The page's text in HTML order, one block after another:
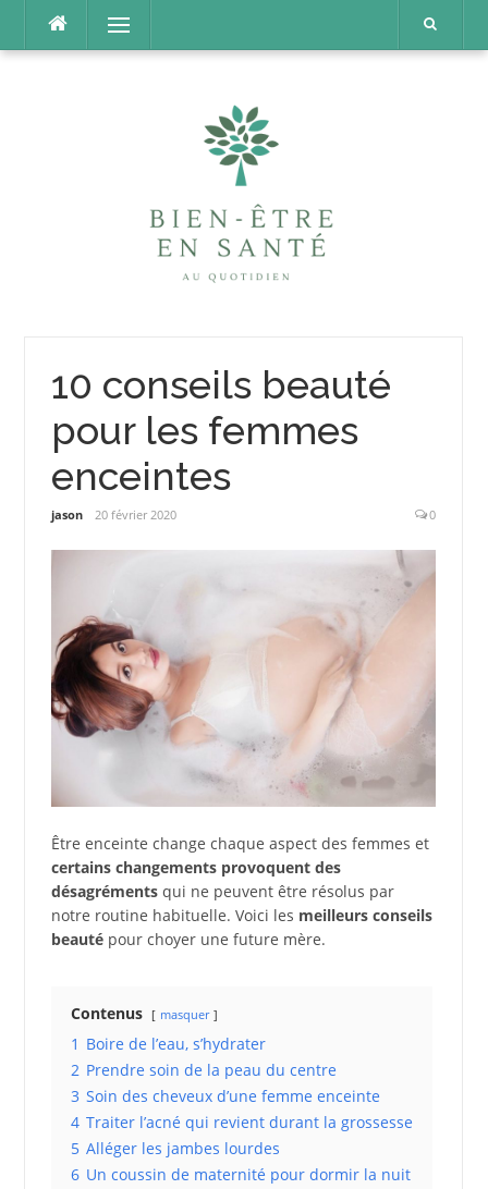
contenu
Menu
10 conseils beauté
pour les femmes
enceintes
jason 20 février 2020 0
Être enceinte change chaque aspect des femmes et
certains changements provoquent des
désagrémentsqui ne peuvent être résolus par
notre routine habituelle. Voici les meilleurs conseils
beautépour choyer une future mère.
Contenus masquer
1 Boire de l’eau, s’hydrater
2 Prendre soin de la peau du centre
3 Soin des cheveux d’une femme enceinte
4 Traiter l’acné qui revient durant la grossesse
5 Alléger les jambes lourdes
6 Un coussin de maternité pour dormir la nuit